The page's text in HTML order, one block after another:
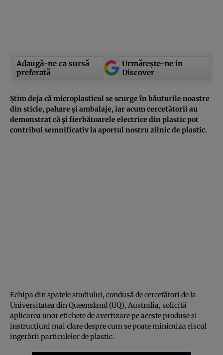
Adaugă-ne ca sursă
preferată
Urmărește-ne in
Discover
Știm deja că microplasticul se scurge în băuturile noastre
din sticle, pahare și ambalaje, iar acum cercetătorii au
demonstrat că și fierbătoarele electrice din plastic pot
contribui semnificativ la aportul nostru zilnic de plastic.
Echipa din spatele studiului, condusă de cercetători de la
Universitatea din Queensland (UQ), Australia, solicită
aplicarea unor etichete de avertizare pe aceste produse și
instrucțiuni mai clare despre cum se poate minimiza riscul
ingerării particulelor de plastic.